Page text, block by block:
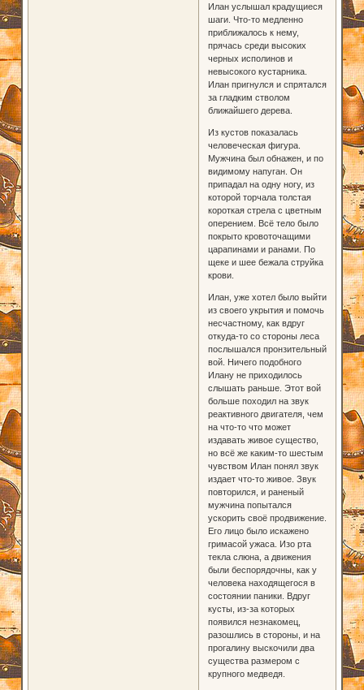
Илан услышал крадущиеся
шаги. Что-то медленно
приближалось к нему,
прячась среди высоких
черных исполинов и
невысокого кустарника.
Илан пригнулся и спрятался
за гладким стволом
ближайшего дерева.
Из кустов показалась
человеческая фигура.
Мужчина был обнажен, и по
видимому напуган. Он
припадал на одну ногу, из
которой торчала толстая
короткая стрела с цветным
оперением. Всё тело было
покрыто кровоточащими
царапинами и ранами. По
щеке и шее бежала струйка
крови.
Илан, уже хотел было выйти
из своего укрытия и помочь
несчастному, как вдруг
откуда-то со стороны леса
послышался пронзительный
вой. Ничего подобного
Илану не приходилось
слышать раньше. Этот вой
больше походил на звук
реактивного двигателя, чем
на что-то что может
издавать живое существо,
но всё же каким-то шестым
чувством Илан понял звук
издает что-то живое. Звук
повторился, и раненый
мужчина попытался
ускорить своё продвижение.
Его лицо было искажено
гримасой ужаса. Изо рта
текла слюна, а движения
были беспорядочны, как у
человека находящегося в
состоянии паники. Вдруг
кусты, из-за которых
появился незнакомец,
разошлись в стороны, и на
прогалину выскочили два
существа размером с
крупного медведя.